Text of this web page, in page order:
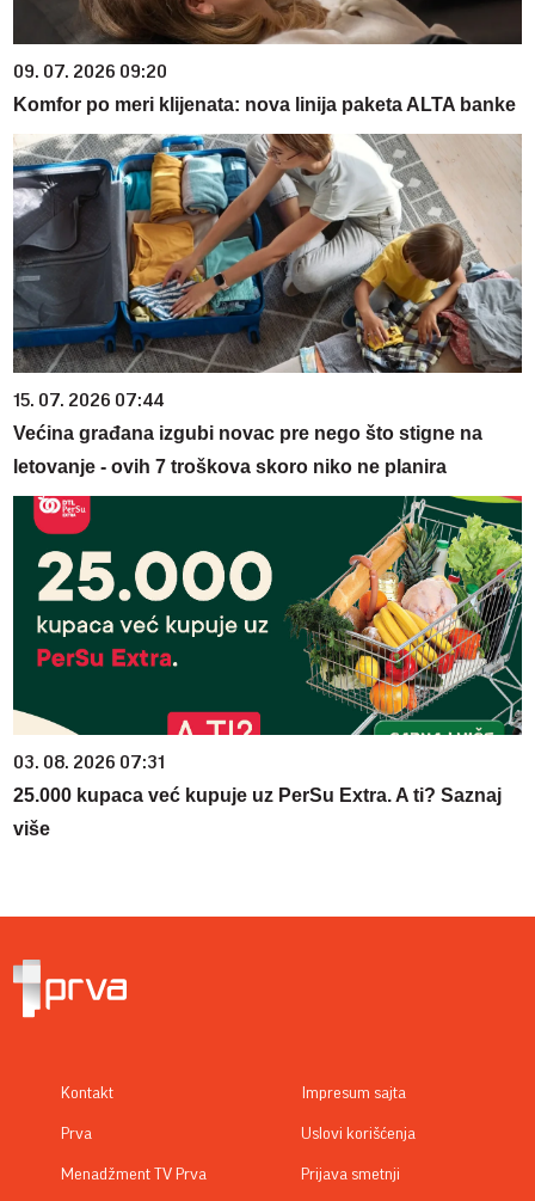
09. 07. 2026 09:20
Komfor po meri klijenata: nova linija paketa ALTA banke
15. 07. 2026 07:44
Većina građana izgubi novac pre nego što stigne na
letovanje - ovih 7 troškova skoro niko ne planira
03. 08. 2026 07:31
25.000 kupaca već kupuje uz PerSu Extra. A ti? Saznaj
više
Kontakt
Prva
Menadžment TV Prva
Impresum sajta
Uslovi korišćenja
Prijava smetnji